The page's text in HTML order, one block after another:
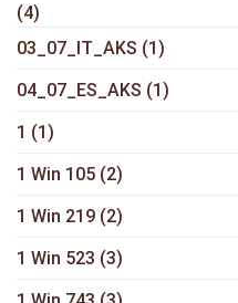
(4)
03_07_IT_AKS (1)
04_07_ES_AKS (1)
1 (1)
1 Win 105 (2)
1 Win 219 (2)
1 Win 523 (3)